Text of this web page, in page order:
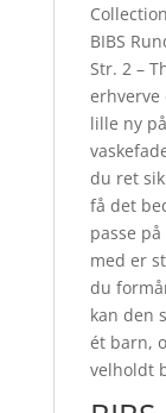
BIBS
Str. 2 –
erhverve
lille ny
du ret
få det
passe
med er
du
kan den
ét barn,
velholdt